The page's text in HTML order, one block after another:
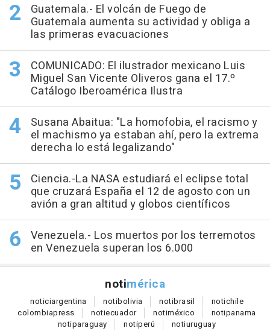
Guatemala.- El volcán de Fuego de
Guatemala aumenta su actividad y obliga a
las primeras evacuaciones
COMUNICADO: El ilustrador mexicano Luis
Miguel San Vicente Oliveros gana el 17.º
Catálogo Iberoamérica Ilustra
Susana Abaitua: "La homofobia, el racismo y
el machismo ya estaban ahí, pero la extrema
derecha lo está legalizando"
Ciencia.-La NASA estudiará el eclipse total
que cruzará España el 12 de agosto con un
avión a gran altitud y globos científicos
Venezuela.- Los muertos por los terremotos
en Venezuela superan los 6.000
notimérica
noticiargentina notibolivia notibrasil notichile
colombiapress notiecuador notiméxico notipanama
notiparaguay notiperú notiuruguay